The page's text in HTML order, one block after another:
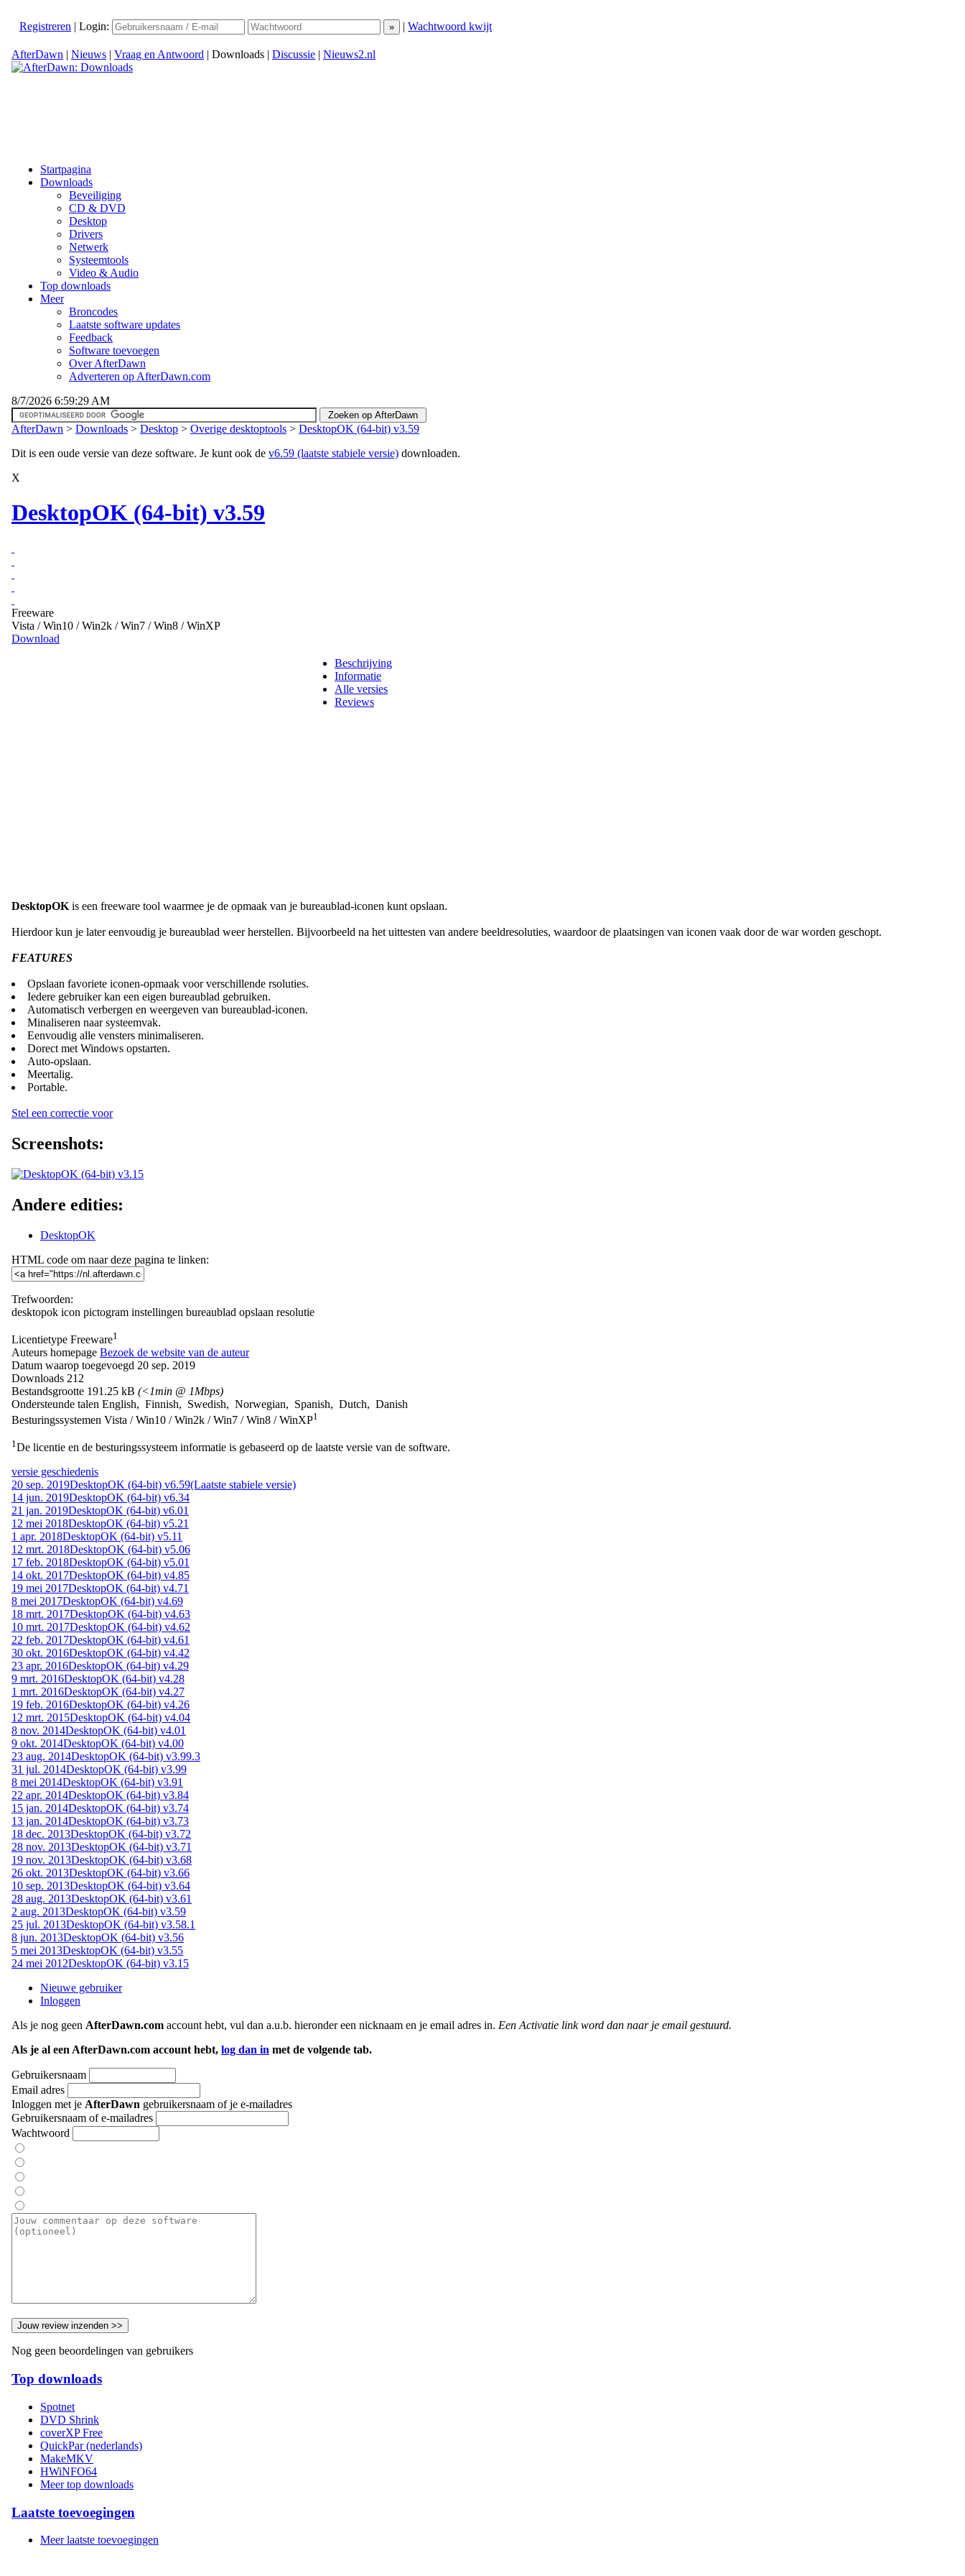
Registreren | Login: | Wachtwoord kwijt
AfterDawn | Nieuws | Vraag en Antwoord | Downloads | Discussie | Nieuws2.nl
Startpagina
Downloads
Beveiliging
CD & DVD
Desktop
Drivers
Netwerk
Systeemtools
Video & Audio
Top downloads
Meer
Broncodes
Laatste software updates
Feedback
Software toevoegen
Over AfterDawn
Adverteren op AfterDawn.com
8/7/2026 6:59:29 AM
AfterDawn > Downloads > Desktop > Overige desktoptools > DesktopOK (64-bit) v3.59
Dit is een oude versie van deze software. Je kunt ook de v6.59 (laatste stabiele versie) downloaden.
X
DesktopOK (64-bit) v3.59
Freeware
Vista / Win10 / Win2k / Win7 / Win8 / WinXP
Download
Beschrijving
Informatie
Alle versies
Reviews
DesktopOK is een freeware tool waarmee je de opmaak van je bureaublad-iconen kunt opslaan.
Hierdoor kun je later eenvoudig je bureaublad weer herstellen. Bijvoorbeeld na het uittesten van andere beeldresoluties, waardoor de plaatsingen van iconen vaak door de war worden geschopt.
FEATURES
Opslaan favoriete iconen-opmaak voor verschillende rsoluties.
Iedere gebruiker kan een eigen bureaublad gebruiken.
Automatisch verbergen en weergeven van bureaublad-iconen.
Minaliseren naar systeemvak.
Eenvoudig alle vensters minimaliseren.
Dorect met Windows opstarten.
Auto-opslaan.
Meertalig.
Portable.
Stel een correctie voor
Screenshots:
Andere edities:
DesktopOK
HTML code om naar deze pagina te linken:
Trefwoorden:
desktopok icon pictogram instellingen bureaublad opslaan resolutie
Licentietype Freeware1
Auteurs homepage Bezoek de website van de auteur
Datum waarop toegevoegd 20 sep. 2019
Downloads 212
Bestandsgrootte 191.25 kB (<1min @ 1Mbps)
Ondersteunde talen English, Finnish, Swedish, Norwegian, Spanish, Dutch, Danish
Besturingssystemen Vista / Win10 / Win2k / Win7 / Win8 / WinXP1
1De licentie en de besturingssysteem informatie is gebaseerd op de laatste versie van de software.
versie geschiedenis
20 sep. 2019DesktopOK (64-bit) v6.59(Laatste stabiele versie)
14 jun. 2019DesktopOK (64-bit) v6.34
21 jan. 2019DesktopOK (64-bit) v6.01
12 mei 2018DesktopOK (64-bit) v5.21
1 apr. 2018DesktopOK (64-bit) v5.11
12 mrt. 2018DesktopOK (64-bit) v5.06
17 feb. 2018DesktopOK (64-bit) v5.01
14 okt. 2017DesktopOK (64-bit) v4.85
19 mei 2017DesktopOK (64-bit) v4.71
8 mei 2017DesktopOK (64-bit) v4.69
18 mrt. 2017DesktopOK (64-bit) v4.63
10 mrt. 2017DesktopOK (64-bit) v4.62
22 feb. 2017DesktopOK (64-bit) v4.61
30 okt. 2016DesktopOK (64-bit) v4.42
23 apr. 2016DesktopOK (64-bit) v4.29
9 mrt. 2016DesktopOK (64-bit) v4.28
1 mrt. 2016DesktopOK (64-bit) v4.27
19 feb. 2016DesktopOK (64-bit) v4.26
12 mrt. 2015DesktopOK (64-bit) v4.04
8 nov. 2014DesktopOK (64-bit) v4.01
9 okt. 2014DesktopOK (64-bit) v4.00
23 aug. 2014DesktopOK (64-bit) v3.99.3
31 jul. 2014DesktopOK (64-bit) v3.99
8 mei 2014DesktopOK (64-bit) v3.91
22 apr. 2014DesktopOK (64-bit) v3.84
15 jan. 2014DesktopOK (64-bit) v3.74
13 jan. 2014DesktopOK (64-bit) v3.73
18 dec. 2013DesktopOK (64-bit) v3.72
28 nov. 2013DesktopOK (64-bit) v3.71
19 nov. 2013DesktopOK (64-bit) v3.68
26 okt. 2013DesktopOK (64-bit) v3.66
10 sep. 2013DesktopOK (64-bit) v3.64
28 aug. 2013DesktopOK (64-bit) v3.61
2 aug. 2013DesktopOK (64-bit) v3.59
25 jul. 2013DesktopOK (64-bit) v3.58.1
8 jun. 2013DesktopOK (64-bit) v3.56
5 mei 2013DesktopOK (64-bit) v3.55
24 mei 2012DesktopOK (64-bit) v3.15
Nieuwe gebruiker
Inloggen
Als je nog geen AfterDawn.com account hebt, vul dan a.u.b. hieronder een nicknaam en je email adres in. Een Activatie link word dan naar je email gestuurd.
Als je al een AfterDawn.com account hebt, log dan in met de volgende tab.
Gebruikersnaam
Email adres
Inloggen met je AfterDawn gebruikersnaam of je e-mailadres
Gebruikersnaam of e-mailadres
Wachtwoord
Nog geen beoordelingen van gebruikers
Top downloads
Spotnet
DVD Shrink
coverXP Free
QuickPar (nederlands)
MakeMKV
HWiNFO64
Meer top downloads
Laatste toevoegingen
Meer laatste toevoegingen